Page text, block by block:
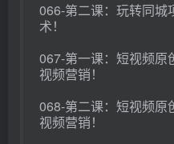
066-第二课：玩转同城
术！
067-第一课：短视频原
视频营销！
068-第二课：短视频原
视频营销！